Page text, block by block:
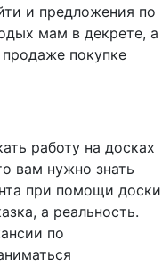
и предложения по
мам в декрете, а
покупке
работу на досках
вам нужно знать
при помощи доски
а реальность.
по